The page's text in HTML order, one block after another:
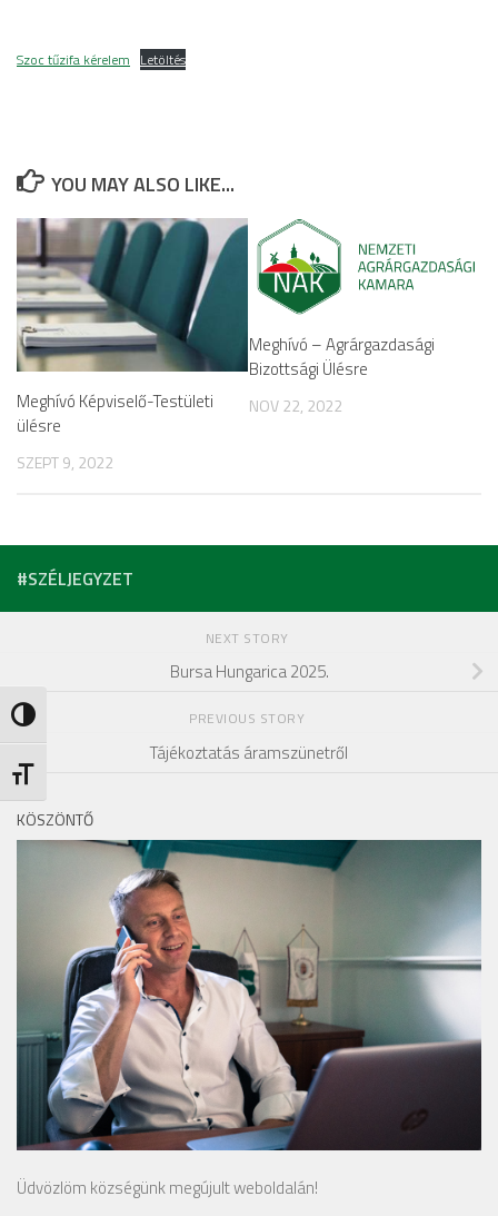
Nagy kontraszt váltása
Betűméret váltása
Szoc tűzifa kérelem Letöltés
YOU MAY ALSO LIKE...
Meghívó Képviselő-Testületi
ülésre
SZEPT 9, 2022
Meghívó – Agrárgazdasági
Bizottsági Ülésre
NOV 22, 2022
#SZÉLJEGYZET
NEXT STORY
Bursa Hungarica 2025.
PREVIOUS STORY
Tájékoztatás áramszünetről
KÖSZÖNTŐ
Üdvözlöm községünk megújult weboldalán!